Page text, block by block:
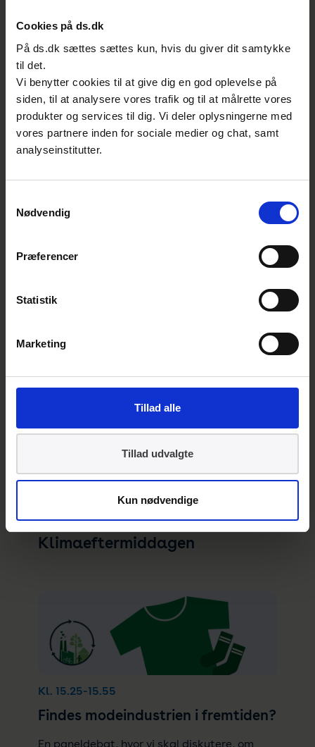
Cookies på ds.dk
På ds.dk sættes sættes kun, hvis du giver dit samtykke
til det.
Vi benytter cookies til at give dig en god oplevelse på
siden, til at analysere vores trafik og til at målrette vores
produkter og services til dig. Vi deler oplysningerne med
vores partnere inden for sociale medier og chat, samt
analyseinstitutter.
Nødvendig
Præferencer
Statistik
Marketing
Tillad alle
Tillad udvalgte
Kun nødvendige
Deltagere
Andre arrangementer til
Klimaeftermiddagen
Kl. 15.25-15.55
Findes modeindustrien i fremtiden?
En paneldebat, hvor vi skal diskutere, om